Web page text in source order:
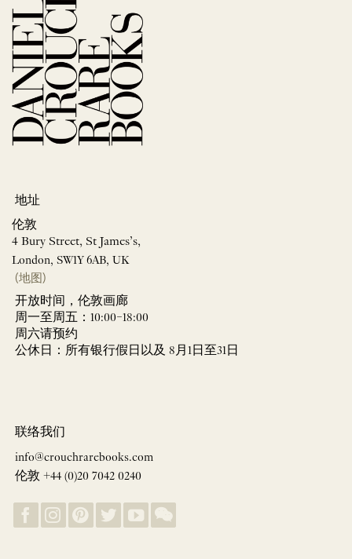
地址
伦敦
4 Bury Street, St James’s,
London, SW1Y 6AB, UK
(地图)
开放时间，伦敦画廊
周一至周五：10:00–18:00
周六请预约
公休日：所有银行假日以及 8月1日至31日
联络我们
info@crouchrarebooks.com
伦敦 +44 (0)20 7042 0240